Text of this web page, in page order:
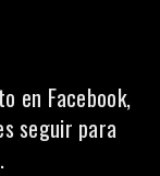
en Facebook,
seguir para